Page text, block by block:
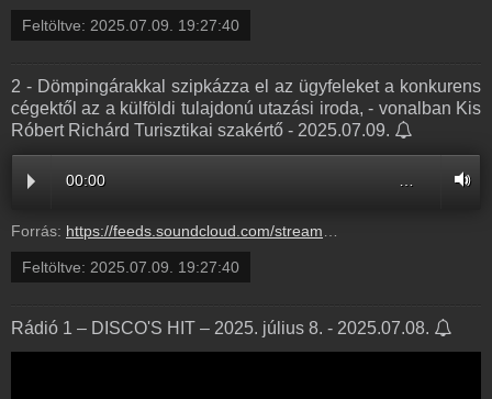
Feltöltve: 2025.07.09. 19:27:40
2 - Dömpingárakkal szipkázza el az ügyfeleket a konkurens
cégektől az a külföldi tulajdonú utazási iroda, - vonalban Kis
Róbert Richárd Turisztikai szakértő - 2025.07.09.
00:00
Forrás: https://feeds.soundcloud.com/stream/2127226428-radio1hungary-2-dompingarakkal-szipkazza-el-az-ugyfeleket-a-konkurens-cegektol-az-a-kulfoldi-tulajdonu-utazasi-iroda-vonalban-kis-robert-richard-turisztikai-szakerto-2.mp3
Feltöltve: 2025.07.09. 19:27:40
Rádió 1 – DISCO'S HIT – 2025. július 8. - 2025.07.08.